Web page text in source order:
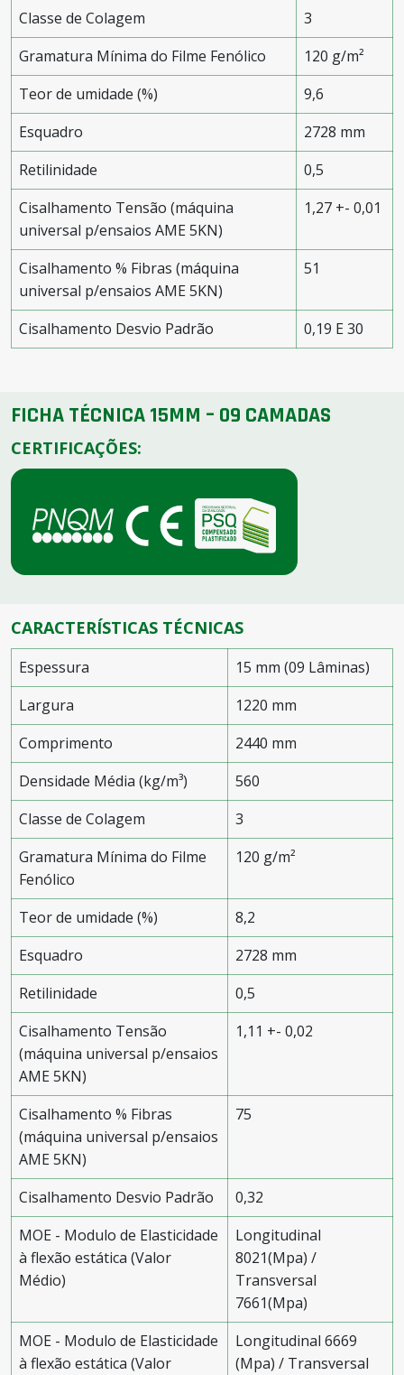
Classe de Colagem
3
Gramatura Mínima do Filme Fenólico
120 g/m²
Teor de umidade (%)
9,6
Esquadro
2728 mm
Retilinidade
0,5
Cisalhamento Tensão (máquina
universal p/ensaios AME 5KN)
1,27 +- 0,01
Cisalhamento % Fibras (máquina
universal p/ensaios AME 5KN)
51
Cisalhamento Desvio Padrão 0,19 E 30
FICHA TÉCNICA 15MM – 09 CAMADAS
CERTIFICAÇÕES:
CARACTERÍSTICAS TÉCNICAS
Espessura
15 mm (09 Lâminas)
Largura
1220 mm
Comprimento
2440 mm
Densidade Média (kg/m³)
560
Classe de Colagem
3
Gramatura Mínima do Filme
Fenólico
120 g/m²
Teor de umidade (%)
8,2
Esquadro
2728 mm
Retilinidade
0,5
Cisalhamento Tensão
(máquina universal p/ensaios
AME 5KN)
1,11 +- 0,02
Cisalhamento % Fibras
(máquina universal p/ensaios
AME 5KN)
75
Cisalhamento Desvio Padrão
0,32
MOE - Modulo de Elasticidade
à flexão estática (Valor
Médio)
Longitudinal
8021(Mpa) /
Transversal
7661(Mpa)
MOE - Modulo de Elasticidade
à flexão estática (Valor
Longitudinal 6669
(Mpa) / Transversal